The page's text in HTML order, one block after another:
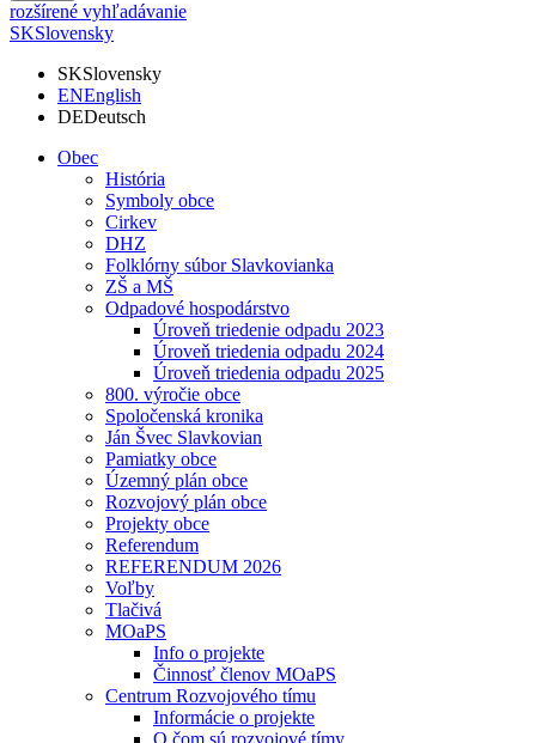
rozšírené vyhľadávanie
SKSlovensky
SKSlovensky
ENEnglish
DEDeutsch
Obec
História
Symboly obce
Cirkev
DHZ
Folklórny súbor Slavkovianka
ZŠ a MŠ
Odpadové hospodárstvo
Úroveň triedenie odpadu 2023
Úroveň triedenia odpadu 2024
Úroveň triedenia odpadu 2025
800. výročie obce
Spoločenská kronika
Ján Švec Slavkovian
Pamiatky obce
Územný plán obce
Rozvojový plán obce
Projekty obce
Referendum
REFERENDUM 2026
Voľby
Tlačivá
MOaPS
Info o projekte
Činnosť členov MOaPS
Centrum Rozvojového tímu
Informácie o projekte
O čom sú rozvojové tímy